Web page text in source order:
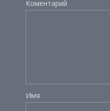
Коментарий
Имя